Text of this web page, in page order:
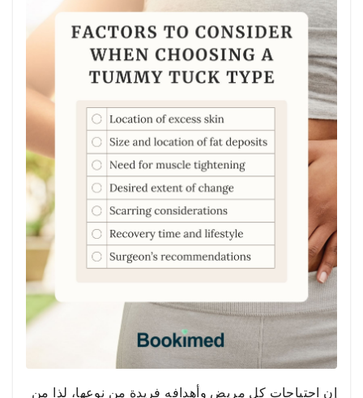
إن احتياجات كل مريض وأهدافه فريدة من نوعها، لذا من